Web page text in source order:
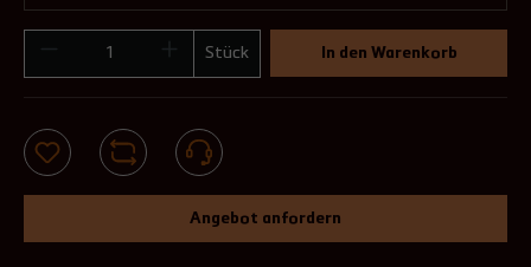
Stück In den Warenkorb
Angebot anfordern